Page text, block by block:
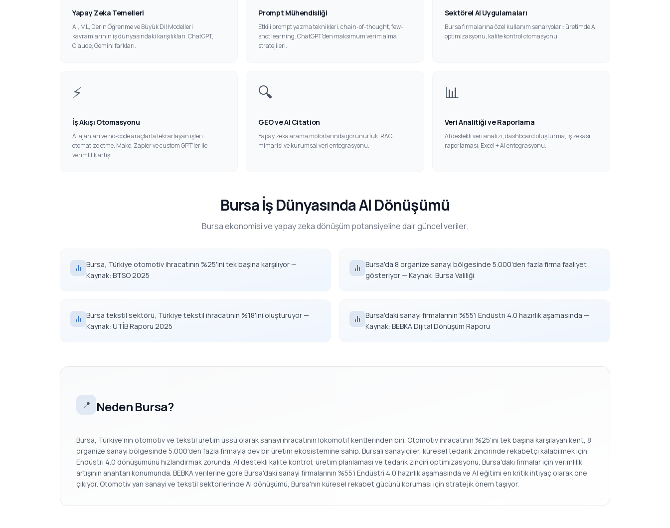
Yapay Zeka Temelleri
AI, ML, Derin Öğrenme ve Büyük Dil Modelleri
kavramlarının iş dünyasındaki karşılıkları. ChatGPT,
Claude, Gemini farkları.
Prompt Mühendisliği
Etkili prompt yazma teknikleri, chain-of-thought, few-
shot learning. ChatGPT'den maksimum verim alma
stratejileri.
Sektörel AI Uygulamaları
Bursa firmalarına özel kullanım senaryoları: üretimde AI
optimizasyonu, kalite kontrol otomasyonu.
⚡
İş Akışı Otomasyonu
AI ajanları ve no-code araçlarla tekrarlayan işleri
otomatize etme. Make, Zapier ve custom GPT'ler ile
verimlilik artışı.
🔍
GEO ve AI Citation
Yapay zeka arama motorlarında görünürlük. RAG
mimarisi ve kurumsal veri entegrasyonu.
📊
Veri Analitiği ve Raporlama
AI destekli veri analizi, dashboard oluşturma, iş zekası
raporlaması. Excel + AI entegrasyonu.
Bursa İş Dünyasında AI Dönüşümü
Bursa ekonomisi ve yapay zeka dönüşüm potansiyeline dair güncel veriler.
Bursa, Türkiye otomotiv ihracatının %25'ini tek başına karşılıyor —
Kaynak: BTSO 2025
Bursa'da 8 organize sanayi bölgesinde 5.000'den fazla firma faaliyet
gösteriyor — Kaynak: Bursa Valiliği
Bursa tekstil sektörü, Türkiye tekstil ihracatının %18'ini oluşturuyor —
Kaynak: UTİB Raporu 2025
Bursa'daki sanayi firmalarının %55'i Endüstri 4.0 hazırlık aşamasında —
Kaynak: BEBKA Dijital Dönüşüm Raporu
📍 Neden Bursa?
Bursa, Türkiye'nin otomotiv ve tekstil üretim üssü olarak sanayi ihracatının lokomotif kentlerinden biri. Otomotiv ihracatının %25'ini tek başına karşılayan kent, 8
organize sanayi bölgesinde 5.000'den fazla firmayla dev bir üretim ekosistemine sahip. Bursalı sanayiciler, küresel tedarik zincirinde rekabetçi kalabilmek için
Endüstri 4.0 dönüşümünü hızlandırmak zorunda. AI destekli kalite kontrol, üretim planlaması ve tedarik zinciri optimizasyonu, Bursa'daki firmalar için verimlilik
artışının anahtarı konumunda. BEBKA verilerine göre Bursa'daki sanayi firmalarının %55'i Endüstri 4.0 hazırlık aşamasında ve AI eğitimi en kritik ihtiyaç olarak öne
çıkıyor. Otomotiv yan sanayi ve tekstil sektörlerinde AI dönüşümü, Bursa'nın küresel rekabet gücünü koruması için stratejik önem taşıyor.